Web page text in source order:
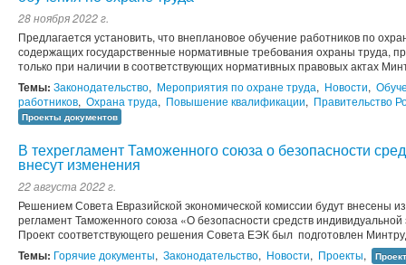
28 ноября 2022 г.
Предлагается установить, что внеплановое обучение работников по
содержащих государственные нормативные требования охраны труда,
только при наличии в соответствующих нормативных правовых актах
Темы: Законодательство, Мероприятия по охране труда, Новости,
работников, Охрана труда, Повышение квалификации, Правительство
Проекты документов
В техрегламент Таможенного союза о безопасности
внесут изменения
22 августа 2022 г.
Решением Совета Евразийской экономической комиссии будут внесены
регламент Таможенного союза «О безопасности средств
Проект соответствующего решения Совета ЕЭК был подготовлен
Темы: Горячие документы, Законодательство, Новости, Проекты,